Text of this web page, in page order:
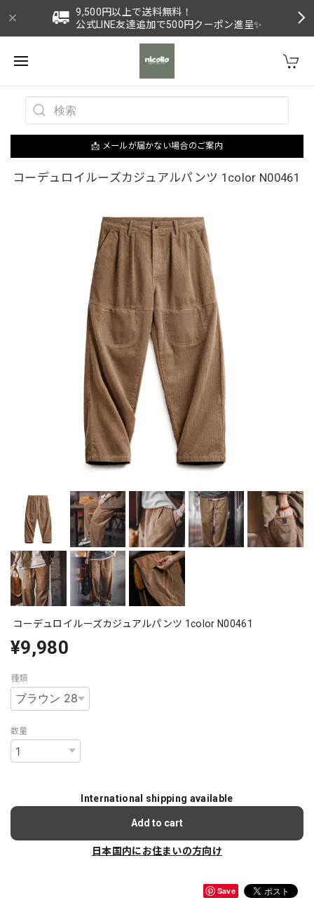
9,500円以上で送料無料！
公式LINE友達追加で500円クーポン進呈✨
📩 メールが届かない場合のご案内
コーデュロイルーズカジュアルパンツ 1color N00461
コーデュロイルーズカジュアルパンツ 1color N00461
¥9,980
種類
数量
International shipping available
Add to cart
日本国内にお住まいの方向け
Save